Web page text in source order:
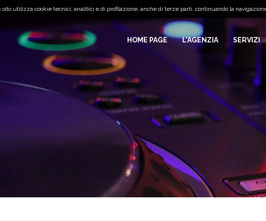
utilizza cookie tecnici, analitici e di profilazione, anche di terze parti, continuando la
HOME PAGE L'AGENZIA SERVIZI